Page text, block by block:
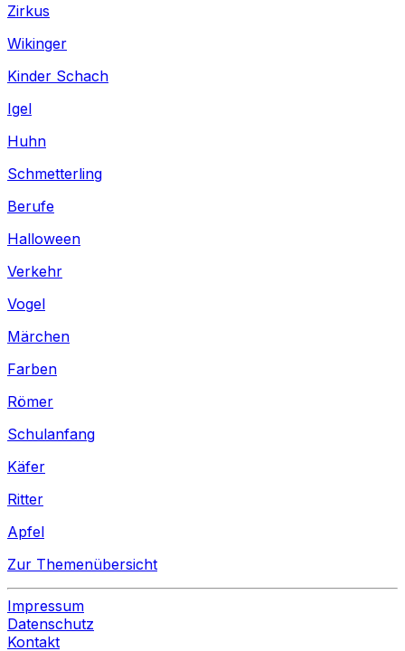
Zirkus
Wikinger
Kinder Schach
Igel
Huhn
Schmetterling
Berufe
Halloween
Verkehr
Vogel
Märchen
Farben
Römer
Schulanfang
Käfer
Ritter
Apfel
Zur Themenübersicht
Impressum
Datenschutz
Kontakt